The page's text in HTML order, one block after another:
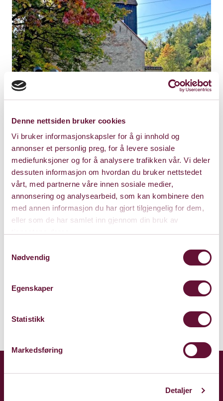
Denne nettsiden bruker cookies
Vi bruker informasjonskapsler for å gi innhold og
annonser et personlig preg, for å levere sosiale
mediefunksjoner og for å analysere trafikken vår. Vi deler
dessuten informasjon om hvordan du bruker nettstedet
vårt, med partnerne våre innen sosiale medier,
annonsering og analysearbeid, som kan kombinere den
med annen informasjon du har gjort tilgjengelig for dem,
eller som de har samlet inn gjennom din bruk av
Nødvendig
Egenskaper
Statistikk
Markedsføring
Detaljer
Kalkmølla Kulturstasjon
Franzefossveien 18, 1336 Sandvika